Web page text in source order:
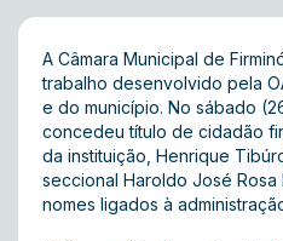
A Câmara Municipal de
trabalho desenvolvido pela
e do município. No sábado
concedeu título de cidadão
da instituição, Henrique
seccional Haroldo José
nomes ligados à